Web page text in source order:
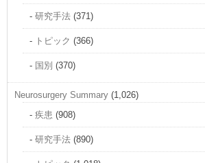
研究手法 (371)
トピック (366)
国別 (370)
Neurosurgery Summary (1,026)
疾患 (908)
研究手法 (890)